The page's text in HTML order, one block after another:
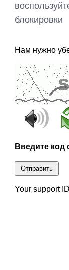
блокировки
Нам нужно
Введите код
Отправить
Your support